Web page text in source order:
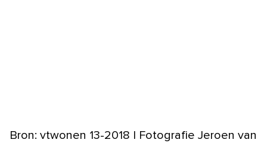
Bron: vtwonen 13-2018 | Fotografie Jeroen van